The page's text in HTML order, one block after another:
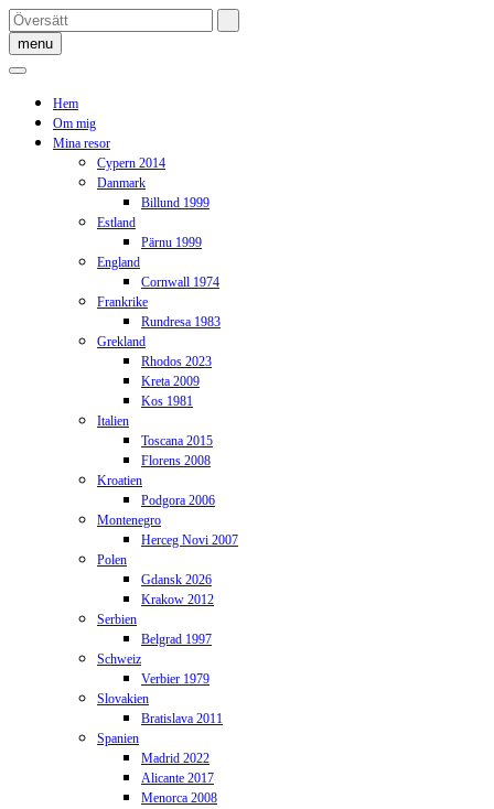
Skip
to
content
menu
Hem
Om mig
Mina resor
Cypern 2014
Danmark
Billund 1999
Estland
Pärnu 1999
England
Cornwall 1974
Frankrike
Rundresa 1983
Grekland
Rhodos 2023
Kreta 2009
Kos 1981
Italien
Toscana 2015
Florens 2008
Kroatien
Podgora 2006
Montenegro
Herceg Novi 2007
Polen
Gdansk 2026
Krakow 2012
Serbien
Belgrad 1997
Schweiz
Verbier 1979
Slovakien
Bratislava 2011
Spanien
Madrid 2022
Alicante 2017
Menorca 2008